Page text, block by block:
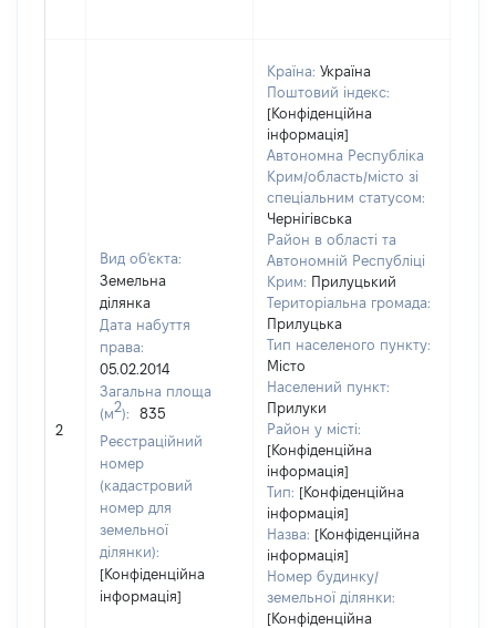
2
Вид об'єкта:
Земельна
ділянка
Дата набуття
права:
05.02.2014
Загальна площа
(м2):
835
Реєстраційний
номер
(кадастровий
номер для
земельної
ділянки):
[Конфіденційна
інформація]
Країна: Україна
Поштовий індекс:
[Конфіденційна
інформація]
Автономна Республіка
Крим/область/місто зі
спеціальним статусом:
Чернігівська
Район в області та
Автономній Республіці
Крим: Прилуцький
Територіальна громада:
Прилуцька
Тип населеного пункту:
Місто
Населений пункт:
Прилуки
Район у місті:
[Конфіденційна
інформація]
Тип: [Конфіденційна
інформація]
Назва: [Конфіденційна
інформація]
Номер будинку/
земельної ділянки:
[Конфіденційна